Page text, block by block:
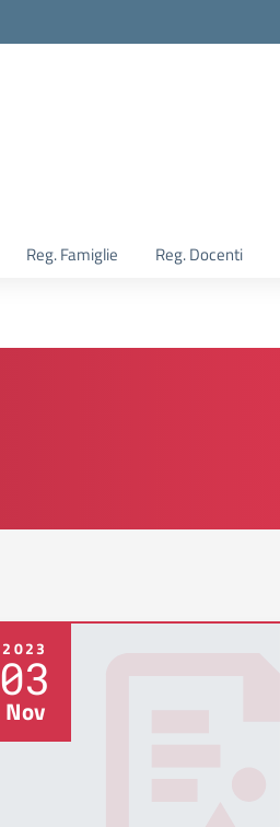
Reg. Famiglie Reg. Docenti
2023
03
Nov